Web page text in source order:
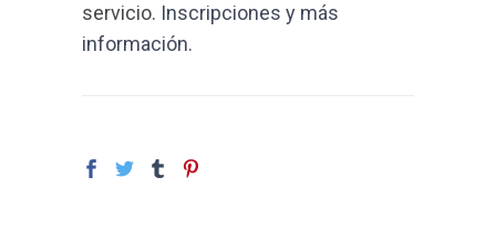
servicio. Inscripciones y más
información.